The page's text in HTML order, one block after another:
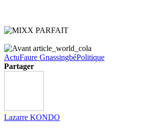
ActuFaure GnassingbéPolitique
Partager
Lazarre KONDO